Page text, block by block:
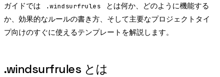
ガイドでは
.windsurfrules
とは何か、どのように機能する
か、効果的なルールの書き方、そして主要なプロジェクトタイ
プ向けのすぐに使えるテンプレートを解説します。
.windsurfrules とは